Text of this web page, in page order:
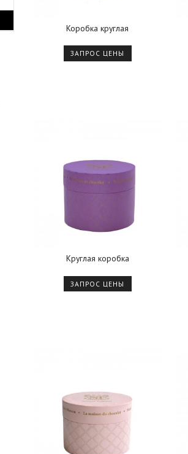
Коробка круглая
ЗАПРОС ЦЕНЫ
Круглая коробка
ЗАПРОС ЦЕНЫ